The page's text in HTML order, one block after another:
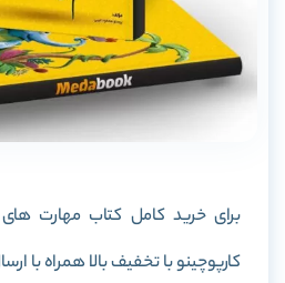
برای خرید کامل کتاب مهارت
کارپوچینو با تخفیف بالا همراه با